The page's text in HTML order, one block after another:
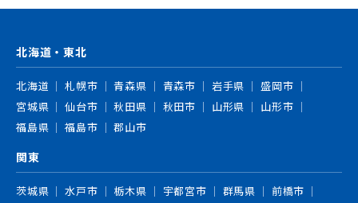
北海道・東北
北海道 札幌市 青森県 青森市 岩手県
盛岡市
宮城県
仙台市 秋田県 秋田市 山形県
山形市
福島県
福島市 郡山市
関東
茨城県 水戸市 栃木県 宇都宮市 群馬県
前橋市